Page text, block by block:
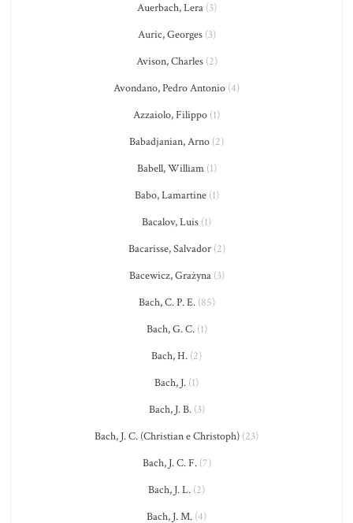
Auerbach, Lera(3)
Auric, Georges(3)
Avison, Charles(2)
Avondano, Pedro Antonio (4)
Azzaiolo, Filippo (1)
Babadjanian, Arno (2)
Babell, William(1)
Babo, Lamartine(1)
Bacalov, Luis (1)
Bacarisse, Salvador(2)
Bacewicz, Grażyna(3)
Bach, C. P. E.(85)
Bach, G. C.(1)
Bach, H. (2)
Bach, J. (1)
Bach, J. B.(3)
Bach, J. C. (Christian e Christoph) (23)
Bach, J. C. F.(7)
Bach, J. L. (2)
Bach, J. M. (4)